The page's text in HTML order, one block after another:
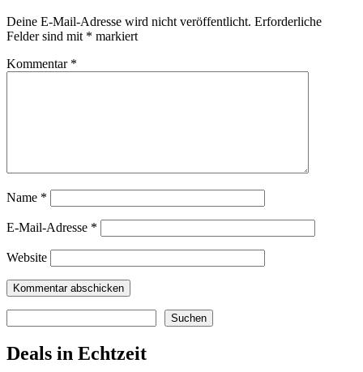
Deine E-Mail-Adresse wird nicht veröffentlicht. Erforderliche
Felder sind mit * markiert
Kommentar *
Name *
E-Mail-Adresse *
Website
Suchen
Deals in Echtzeit